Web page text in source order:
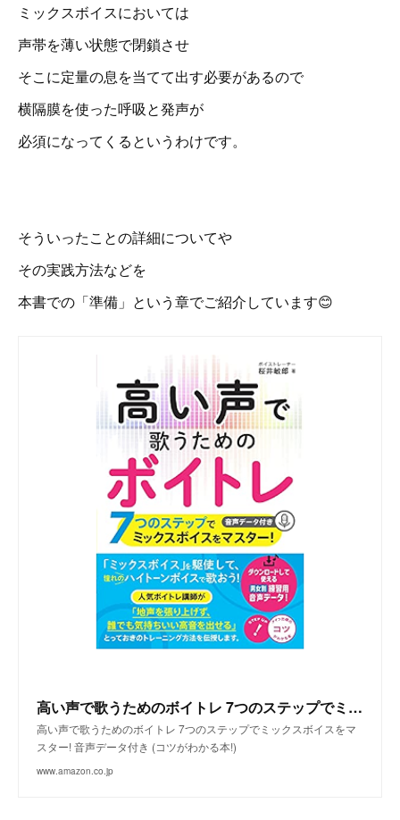
ミックスボイスにおいては
声帯を薄い状態で閉鎖させ
そこに定量の息を当てて出す必要があるので
横隔膜を使った呼吸と発声が
必須になってくるというわけです。
そういったことの詳細についてや
その実践方法などを
本書での「準備」という章でご紹介しています😊
高い声で歌うためのボイトレ 7つのステップでミックスボイスをマスター! 音声データ付き (コツがわかる本!)
高い声で歌うためのボイトレ 7つのステップでミックスボイスをマ
スター! 音声データ付き (コツがわかる本!)
www.amazon.co.jp